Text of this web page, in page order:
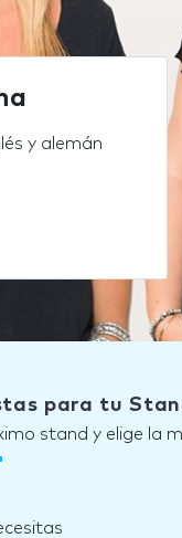
y alemán
para tu
stand y elige la